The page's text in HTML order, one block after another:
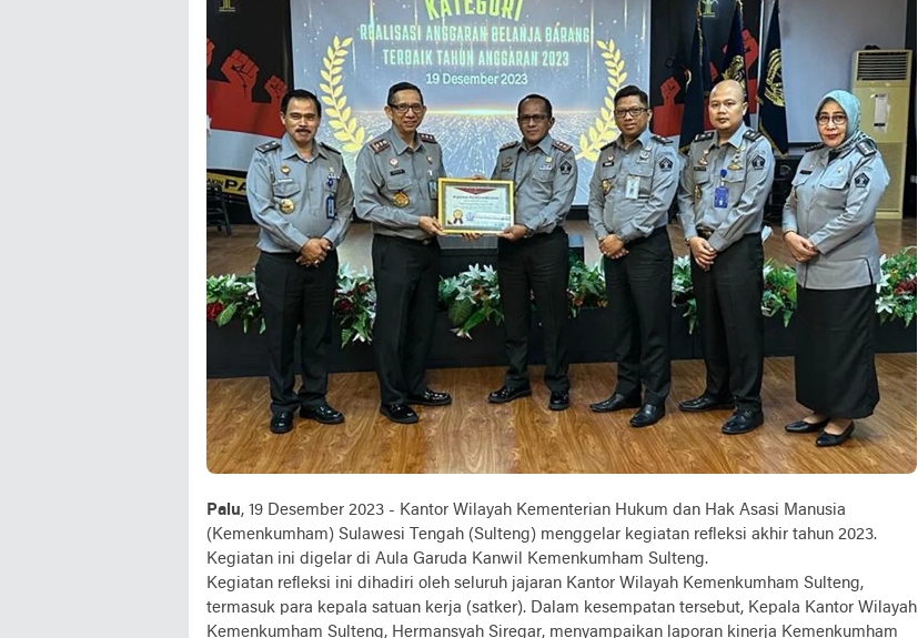
Palu, 19 Desember 2023 - Kantor Wilayah Kementerian Hukum dan Hak Asasi Manusia
(Kemenkumham) Sulawesi Tengah (Sulteng) menggelar kegiatan refleksi akhir tahun 2023.
Kegiatan ini digelar di Aula Garuda Kanwil Kemenkumham Sulteng.
Kegiatan refleksi ini dihadiri oleh seluruh jajaran Kantor Wilayah Kemenkumham Sulteng,
termasuk para kepala satuan kerja (satker). Dalam kesempatan tersebut, Kepala Kantor Wilayah
Kemenkumham Sulteng, Hermansyah Siregar, menyampaikan laporan kinerja Kemenkumham